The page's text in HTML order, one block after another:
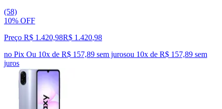
(58)
10% OFF
Preço R$ 1.420,98R$ 1.420,98
no Pix Ou 10x de R$ 157,89 sem jurosou 10x de R$ 157,89 sem
juros